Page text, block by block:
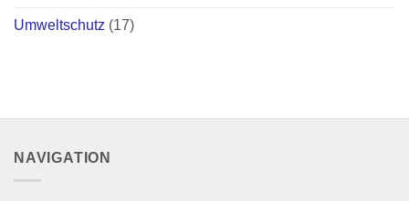
Umweltschutz (17)
NAVIGATION